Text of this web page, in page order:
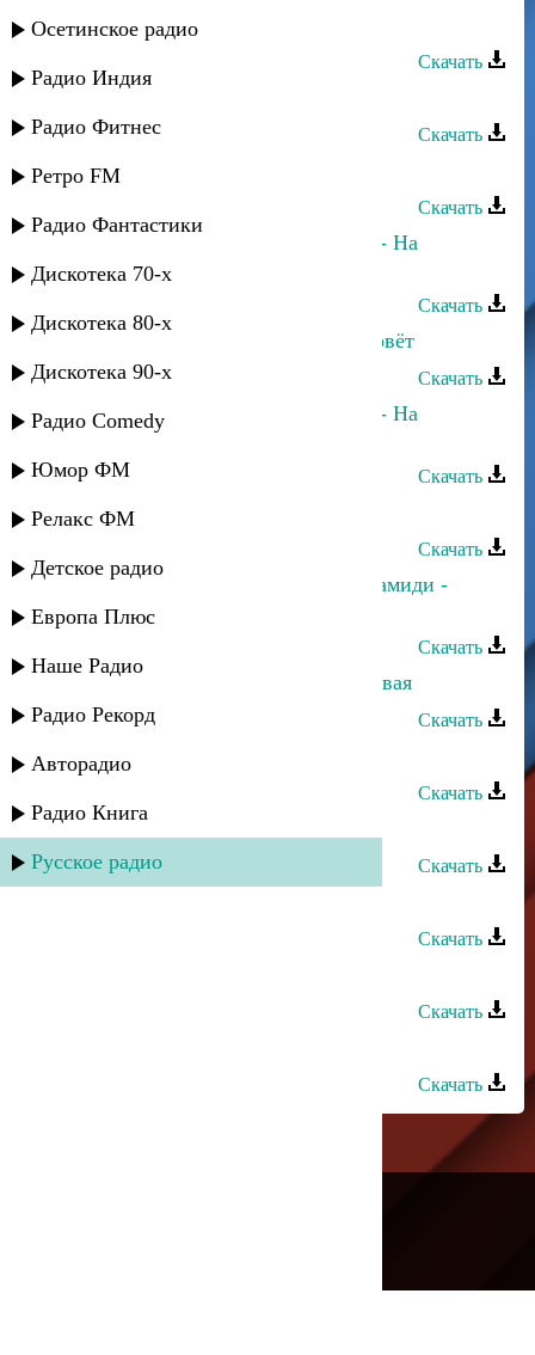
Осетинское радио
Радио Индия
Радио Фитнес
Ретро FM
Радио Фантастики
Дискотека 70-х
Дискотека 80-х
Дискотека 90-х
Радио Comedy
Юмор ФМ
Релакс ФМ
Детское радио
Европа Плюс
Наше Радио
Радио Рекорд
Авторадио
Радио Книга
Русское радио
Мурат Тхагалегов - Зачаровала
Скачать
Скачать
Мурат Тхагалегов - Душа бандита
Скачать
Султан-Ураган, Мурат Тхагалегов - На
дискотеку!
Скачать
Мурат Тхагалегов - Украдёт и позовёт
Скачать
Мурат Тхагалегов, Султан-Ураган - На
дискотеку!..
Скачать
Мурат Тхагалегов - Калым
Скачать
Мурат Тхагалегов, Анастасия Аврамиди -
Вянут розы в снегу
Скачать
Мурат Тхагалегов - Дерзкая, красивая
Скачать
Мурат Хапсироков - Зеленоглазая
Скачать
Мурат Муратов - Даридай
Скачать
Скачать
Скачать
Скачать